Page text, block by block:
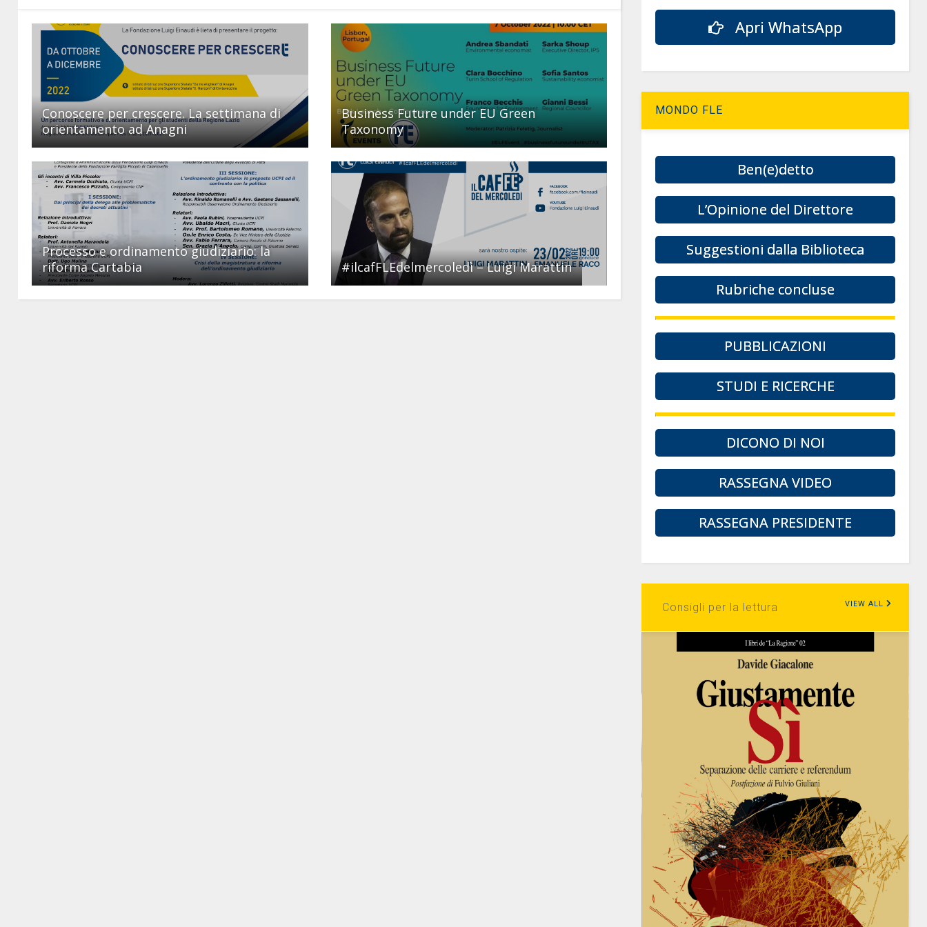
Conoscere per crescere. La settimana di
orientamento ad Anagni
Business Future under EU Green
Taxonomy
Processo e ordinamento giudiziario: la
riforma Cartabia
#ilcafFLEdelmercoledì – Luigi Marattin
Apri WhatsApp
MONDO FLE
Ben(e)detto
L’Opinione del Direttore
Suggestioni dalla Biblioteca
Rubriche concluse
PUBBLICAZIONI
STUDI E RICERCHE
DICONO DI NOI
RASSEGNA VIDEO
RASSEGNA PRESIDENTE
Consigli per la lettura VIEW ALL